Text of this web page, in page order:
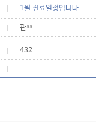
1월 진료일정입니다
관**
432